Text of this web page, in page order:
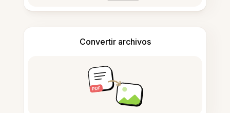
Convertir archivos